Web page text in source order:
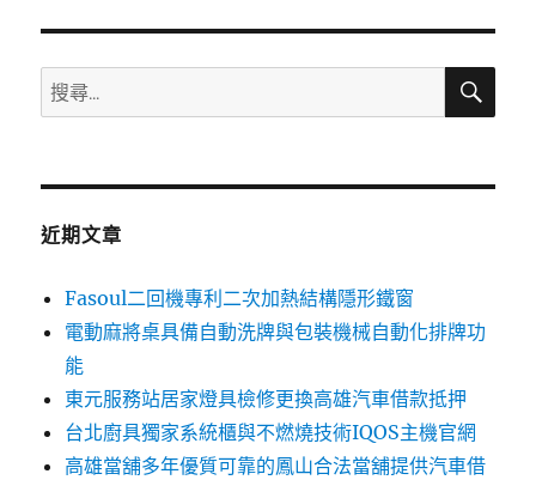
搜
尋
鍵
搜
近期文章
Fasoul二回機專利二次加熱結構隱形鐵窗
電動麻將桌具備自動洗牌與包裝機械自動化排牌功
能
東元服務站居家燈具檢修更換高雄汽車借款抵押
台北廚具獨家系統櫃與不燃燒技術IQOS主機官網
高雄當舖多年優質可靠的鳳山合法當舖提供汽車借